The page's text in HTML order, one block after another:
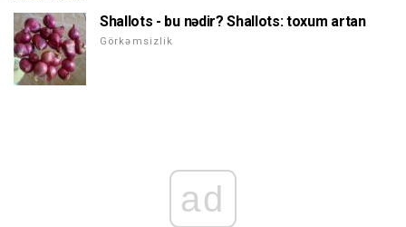
Shallots - bu nədir? Shallots: toxum artan
Görkəmsizlik
ad